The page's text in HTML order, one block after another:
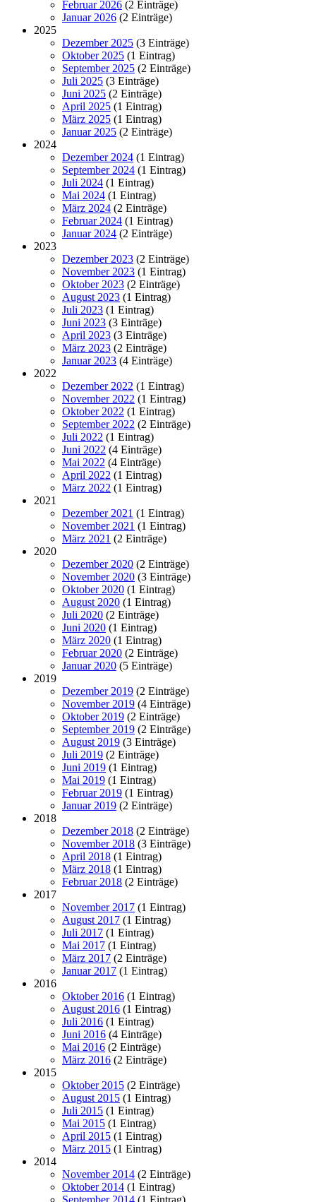
Februar 2026 (2 Einträge)
Januar 2026 (2 Einträge)
2025
Dezember 2025 (3 Einträge)
Oktober 2025 (1 Eintrag)
September 2025 (2 Einträge)
Juli 2025 (3 Einträge)
Juni 2025 (2 Einträge)
April 2025 (1 Eintrag)
März 2025 (1 Eintrag)
Januar 2025 (2 Einträge)
2024
Dezember 2024 (1 Eintrag)
September 2024 (1 Eintrag)
Juli 2024 (1 Eintrag)
Mai 2024 (1 Eintrag)
März 2024 (2 Einträge)
Februar 2024 (1 Eintrag)
Januar 2024 (2 Einträge)
2023
Dezember 2023 (2 Einträge)
November 2023 (1 Eintrag)
Oktober 2023 (2 Einträge)
August 2023 (1 Eintrag)
Juli 2023 (1 Eintrag)
Juni 2023 (3 Einträge)
April 2023 (3 Einträge)
März 2023 (2 Einträge)
Januar 2023 (4 Einträge)
2022
Dezember 2022 (1 Eintrag)
November 2022 (1 Eintrag)
Oktober 2022 (1 Eintrag)
September 2022 (2 Einträge)
Juli 2022 (1 Eintrag)
Juni 2022 (4 Einträge)
Mai 2022 (4 Einträge)
April 2022 (1 Eintrag)
März 2022 (1 Eintrag)
2021
Dezember 2021 (1 Eintrag)
November 2021 (1 Eintrag)
März 2021 (2 Einträge)
2020
Dezember 2020 (2 Einträge)
November 2020 (3 Einträge)
Oktober 2020 (1 Eintrag)
August 2020 (1 Eintrag)
Juli 2020 (2 Einträge)
Juni 2020 (1 Eintrag)
März 2020 (1 Eintrag)
Februar 2020 (2 Einträge)
Januar 2020 (5 Einträge)
2019
Dezember 2019 (2 Einträge)
November 2019 (4 Einträge)
Oktober 2019 (2 Einträge)
September 2019 (2 Einträge)
August 2019 (3 Einträge)
Juli 2019 (2 Einträge)
Juni 2019 (1 Eintrag)
Mai 2019 (1 Eintrag)
Februar 2019 (1 Eintrag)
Januar 2019 (2 Einträge)
2018
Dezember 2018 (2 Einträge)
November 2018 (3 Einträge)
April 2018 (1 Eintrag)
März 2018 (1 Eintrag)
Februar 2018 (2 Einträge)
2017
November 2017 (1 Eintrag)
August 2017 (1 Eintrag)
Juli 2017 (1 Eintrag)
Mai 2017 (1 Eintrag)
März 2017 (2 Einträge)
Januar 2017 (1 Eintrag)
2016
Oktober 2016 (1 Eintrag)
August 2016 (1 Eintrag)
Juli 2016 (1 Eintrag)
Juni 2016 (4 Einträge)
Mai 2016 (2 Einträge)
März 2016 (2 Einträge)
2015
Oktober 2015 (2 Einträge)
August 2015 (1 Eintrag)
Juli 2015 (1 Eintrag)
Mai 2015 (1 Eintrag)
April 2015 (1 Eintrag)
März 2015 (1 Eintrag)
2014
November 2014 (2 Einträge)
Oktober 2014 (1 Eintrag)